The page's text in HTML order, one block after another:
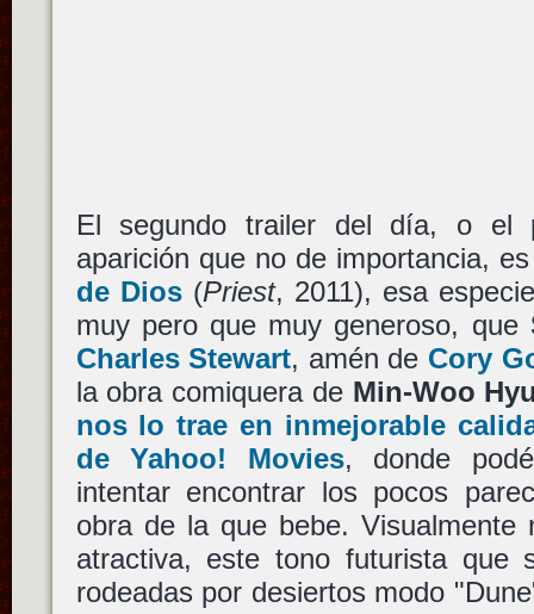
El segundo trailer del día, o el
aparición que no de importancia,
de Dios(Priest, 2011), esa
muy pero que muy generoso, que
Charles Stewart, amén de Cory
la obra comiquera de Min-Woo
nos lo trae en inmejorable
de Yahoo! Movies, donde
intentar encontrar los pocos
obra de la que bebe.
atractiva, este tono futurista que
rodeadas por desiertos modo